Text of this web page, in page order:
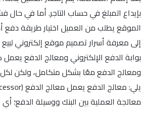
بإيداع المبلغ في حساب التاجر. أما في حال
الموقع يطلب من العميل اختيار طريقة دفع
إلى معرفة أسرار تصميم موقع إلكتروني لبيع
بوابة الدفع الإلكتروني ومعالج الدفع
ومعالج الدفع معًا بشكل متكامل، ولكن
معالجة العملية بين البنك ووسيلة الدفع؛